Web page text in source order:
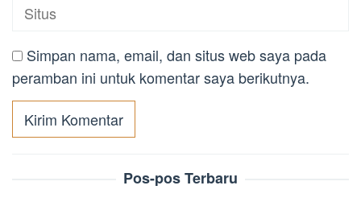
Simpan nama, email, dan situs web saya pada
peramban ini untuk komentar saya berikutnya.
Pos-pos Terbaru